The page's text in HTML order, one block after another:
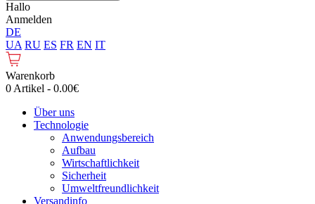
Hallo
Anmelden
DE
UA RU ES FR EN IT
Warenkorb
0 Artikel - 0.00€
Über uns
Technologie
Anwendungsbereich
Aufbau
Wirtschaftlichkeit
Sicherheit
Umweltfreundlichkeit
Versandinfo